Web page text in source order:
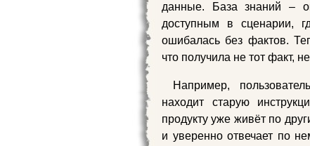
данные. База знаний –
доступным в сценарии,
ошибалась без фактов.
что получила не тот факт,
Например,
находит старую
продукту уже живёт по
и уверенно отвечает по